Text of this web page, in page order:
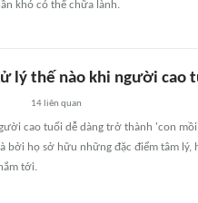
khó có thể chữa lành.
lý thế nào khi người cao
14 liên quan
cao tuổi dễ dàng trở thành 'con
bởi họ sở hữu những đặc điểm tâm lý,
tới.